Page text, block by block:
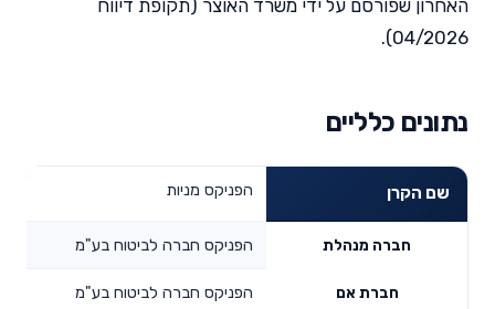
האחרון שפורסם על ידי משרד האוצר (תקופת דיווח
04/2026).
נתונים כלליים
שם הקרן הפניקס מניות
חברה מנהלת הפניקס חברה לביטוח בע"מ
חברת אם הפניקס חברה לביטוח בע"מ